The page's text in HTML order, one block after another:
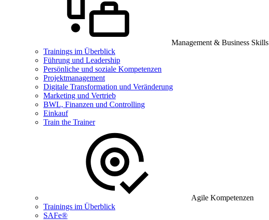
Management & Business Skills
Trainings im Überblick
Führung und Leadership
Persönliche und soziale Kompetenzen
Projektmanagement
Digitale Transformation und Veränderung
Marketing und Vertrieb
BWL, Finanzen und Controlling
Einkauf
Train the Trainer
Agile Kompetenzen
Trainings im Überblick
SAFe®